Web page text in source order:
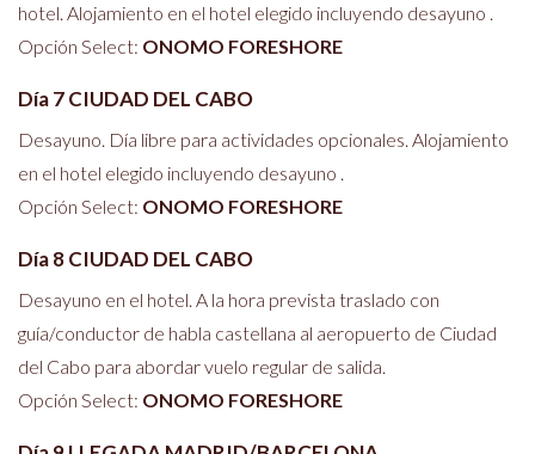
hotel. Alojamiento en el hotel elegido incluyendo desayuno .
Opción Select: ONOMO FORESHORE
Día 7 CIUDAD DEL CABO
Desayuno. Día libre para actividades opcionales. Alojamiento
en el hotel elegido incluyendo desayuno .
Opción Select: ONOMO FORESHORE
Día 8 CIUDAD DEL CABO
Desayuno en el hotel. A la hora prevista traslado con
guía/conductor de habla castellana al aeropuerto de Ciudad
del Cabo para abordar vuelo regular de salida.
Opción Select: ONOMO FORESHORE